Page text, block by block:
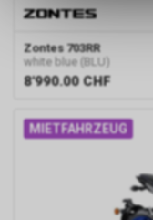
Zontes 703RR
white blue (BLU)
8'990.00 CHF
MIETFAHRZEUG